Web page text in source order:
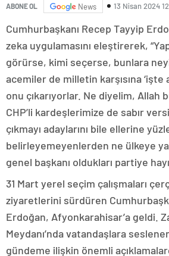
ABONE OL News 13 Nisan 2024
Cumhurbaşkanı Recep Tayyip
zeka uygulamasını eleştirerek,
görürse, kimi seçerse, bunlara
acemiler de milletin karşısına ‘işte
onu çıkarıyorlar. Ne diyelim, Allah
CHP’li kardeşlerimize de sabır
çıkmayı adaylarını bile ellerine
belirleyemeyenlerden ne ülkeye
genel başkanı oldukları partiye
31 Mart yerel seçim çalışmaları
ziyaretlerini sürdüren
Erdoğan, Afyonkarahisar’a geldi.
Meydanı’nda vatandaşlara
gündeme ilişkin önemli